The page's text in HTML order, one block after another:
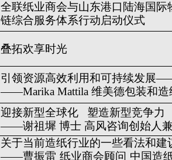
全联纸业商会与山东港口陆海国
链综合服务体系行动启动仪式
叠拓欢享时光
引领资源高效利用和可持续发展
——Marika Mattila 维美德包装和造
迎接新型全球化 塑造新型竞争力
——谢祖墀 博士 高风咨询创始人
关于当前造纸行业的一些看法和建
——曹振雷 纸业商会顾问 中国造